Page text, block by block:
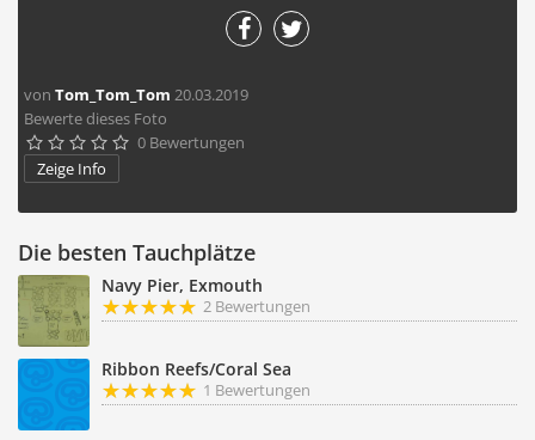
von Tom_Tom_Tom 20.03.2019
Bewerte dieses Foto
     0 Bewertungen
Zeige Info
Die besten Tauchplätze
Navy Pier, Exmouth
2 Bewertungen
Ribbon Reefs/Coral Sea
1 Bewertungen